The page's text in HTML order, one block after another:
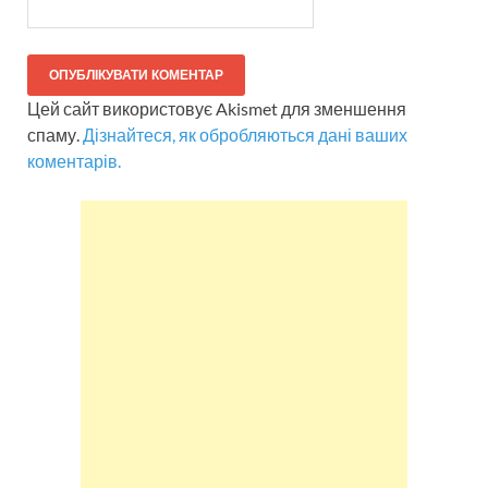
Цей сайт використовує Akismet для зменшення
спаму.Дізнайтеся, як обробляються дані ваших
коментарів.